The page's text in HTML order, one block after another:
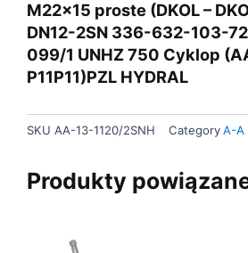
M22x15 proste (DKOL –
DN12-2SN 336-632-103-
099/1 UNHZ 750 Cyklop
P11P11)PZL HYDRAL
SKU AA-13-1120/2SNH CategoryA-A
Produkty